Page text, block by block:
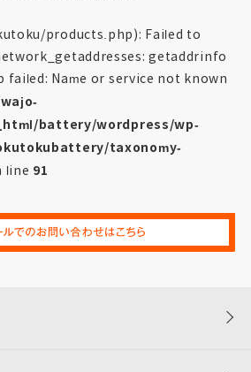
products.php): Failed to
getaddrinfo
Name or service not known
battery/wordpress/wp-
taxonomy-
line 91